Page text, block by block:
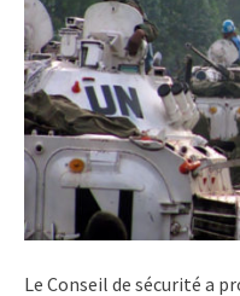
Le Conseil de sécurité a